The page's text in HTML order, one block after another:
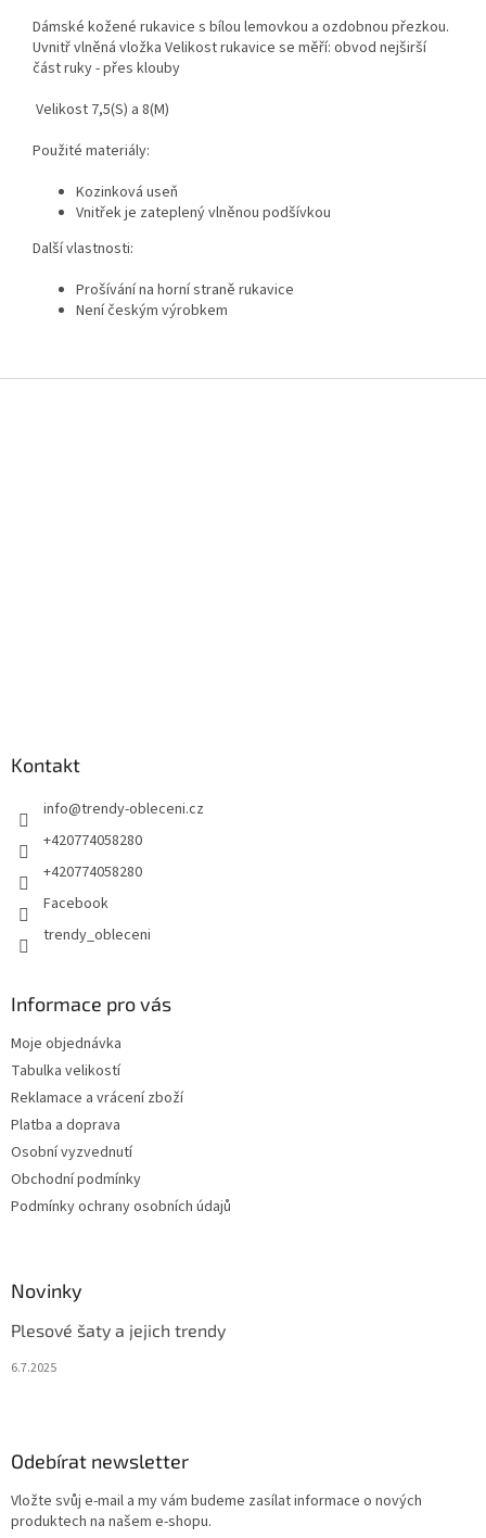
Dámské kožené rukavice s bílou lemovkou a ozdobnou přezkou.
Uvnitř vlněná vložka Velikost rukavice se měří: obvod nejširší
část ruky - přes klouby
Velikost 7,5(S) a 8(M)
Použité materiály:
Kozinková useň
Vnitřek je zateplený vlněnou podšívkou
Další vlastnosti:
Prošívání na horní straně rukavice
Není českým výrobkem
Kontakt
info@trendy-obleceni.cz
+420774058280
+420774058280
Facebook
trendy_obleceni
Informace pro vás
Moje objednávka
Tabulka velikostí
Reklamace a vrácení zboží
Platba a doprava
Osobní vyzvednutí
Obchodní podmínky
Podmínky ochrany osobních údajů
Novinky
Plesové šaty a jejich trendy
6.7.2025
Odebírat newsletter
Vložte svůj e-mail a my vám budeme zasílat informace o nových
produktech na našem e-shopu.